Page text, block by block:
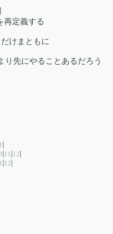
再定義する
けまともに
り先にやることあるだろう
|
|11 |12|
|12|